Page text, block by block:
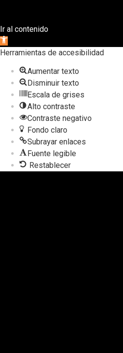
Ir al contenido
Abrir
barra
herramientas
Herramientas de accesibilidad
Aumentar texto
Disminuir texto
Escala de grises
Alto contraste
Contraste negativo
Fondo claro
Subrayar enlaces
Fuente legible
Restablecer